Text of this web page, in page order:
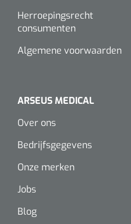
Herroepingsrecht
consumenten
Algemene voorwaarden
ARSEUS MEDICAL
Over ons
Bedrijfsgegevens
Onze merken
Jobs
Blog